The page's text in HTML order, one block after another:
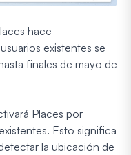
hace
existentes se
finales de mayo de
Places por
Esto significa
la ubicación de